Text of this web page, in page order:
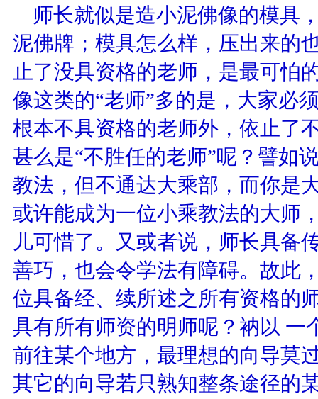
师长就似是造小泥佛像的模具
泥佛牌；模具怎么样，压出来的
止了没具资格的老师，是最可怕
像这类的“老师”多的是，大家必
根本不具资格的老师外，依止了
甚么是“不胜任的老师”呢？譬如
教法，但不通达大乘部，而你是
或许能成为一位小乘教法的大师
儿可惜了。又或者说，师长具备
善巧，也会令学法有障碍。故此
位具备经、续所述之所有资格的
具有所有师资的明师呢？衲以 一
前往某个地方，最理想的向导莫
其它的向导若只熟知整条途径的